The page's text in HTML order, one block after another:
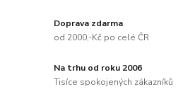
Doprava zdarma
od 2000,-Kč po celé ČR
Na trhu od roku 2006
Tisíce spokojených zákazníků